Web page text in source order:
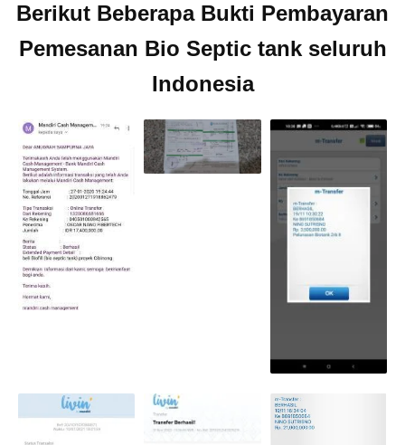
Berikut Beberapa Bukti Pembayaran
Pemesanan Bio Septic tank seluruh
Indonesia